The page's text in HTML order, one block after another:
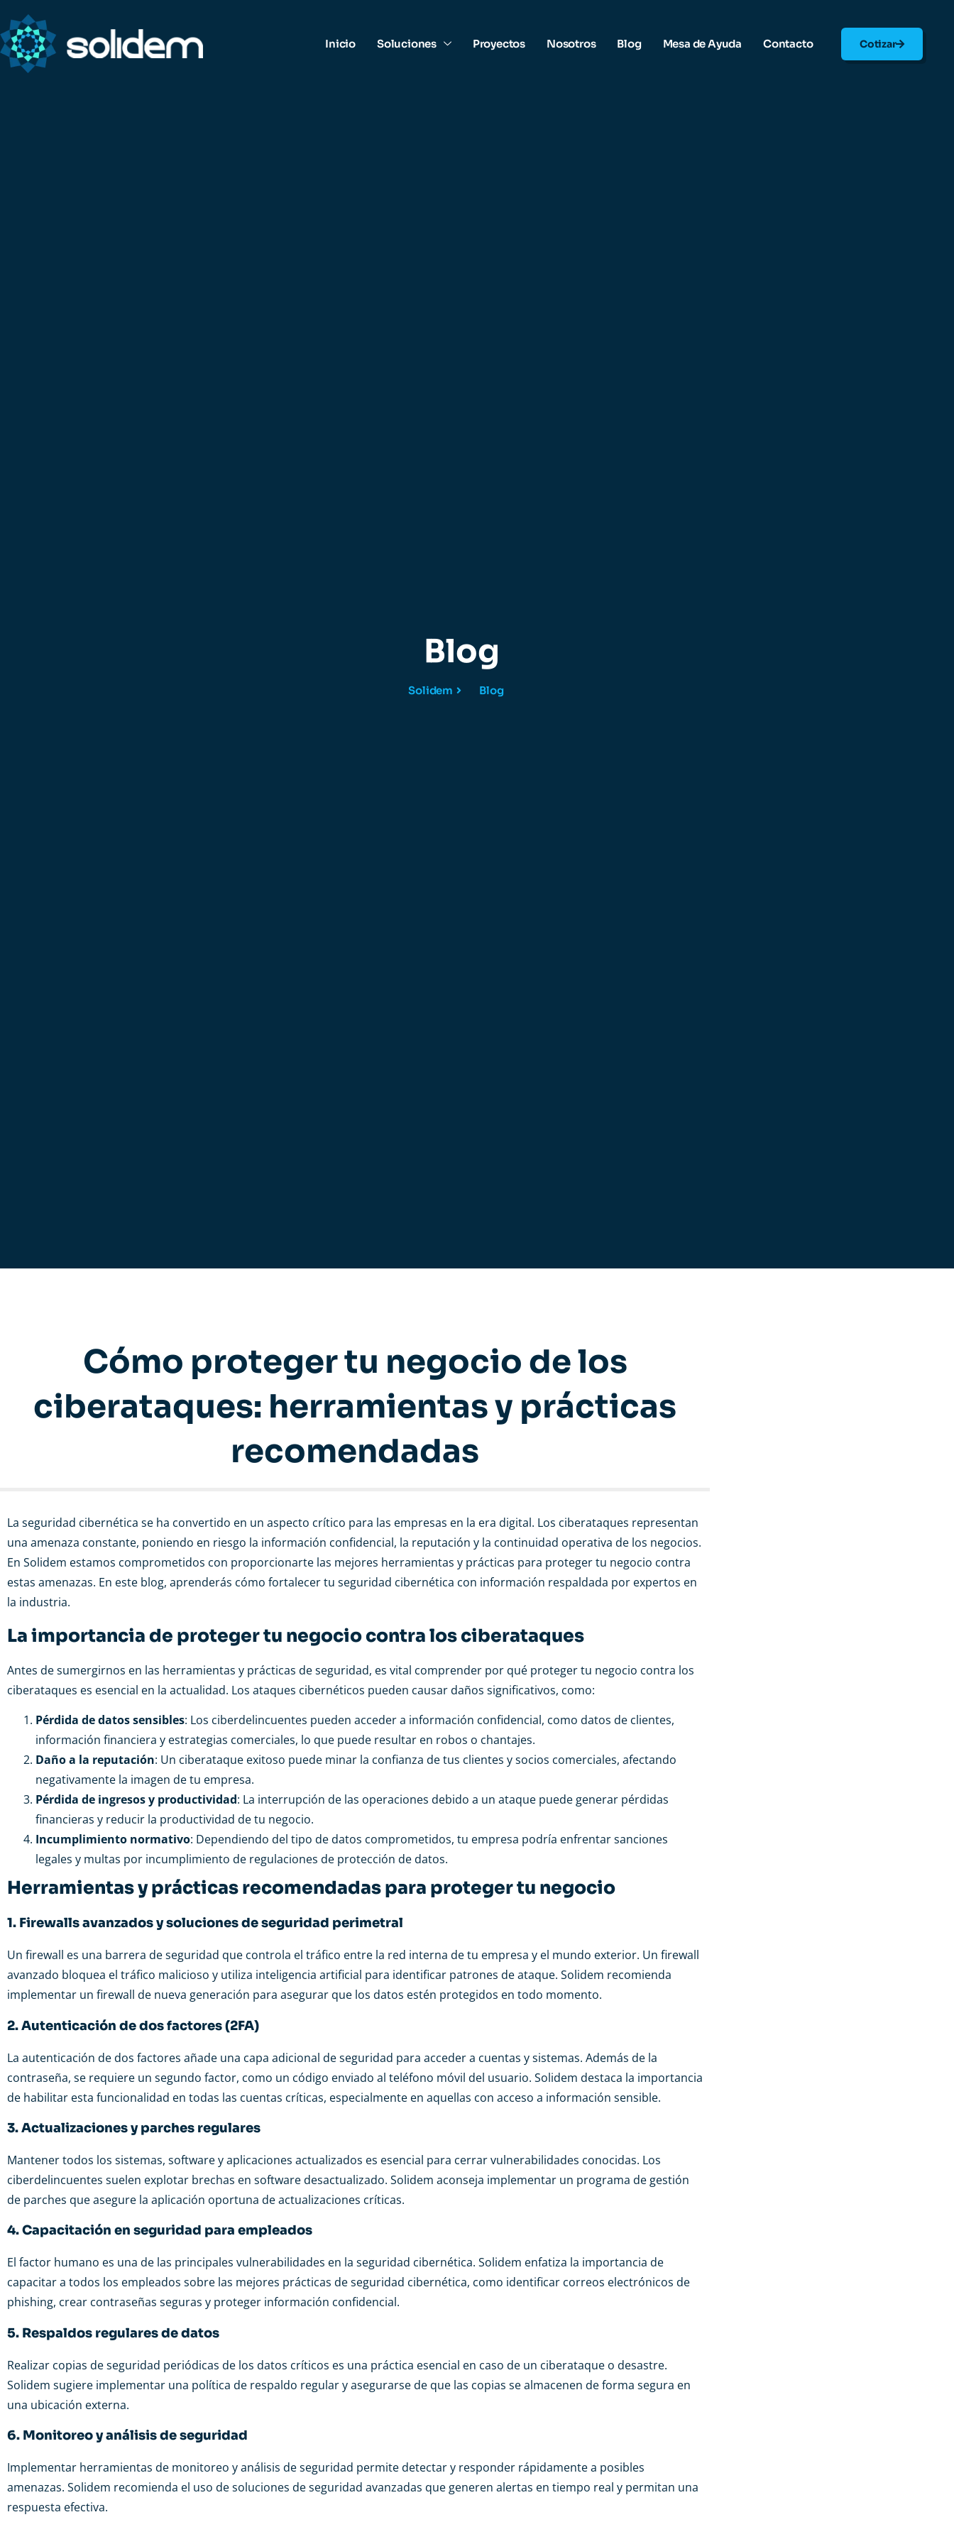
Inicio Soluciones Proyectos Nosotros Blog Mesa de Ayuda Contacto Cotizar
Blog
Solidem Blog
Cómo proteger tu negocio de los
ciberataques: herramientas y prácticas
recomendadas
La seguridad cibernética se ha convertido en un aspecto crítico para las empresas en la era digital. Los ciberataques representan
una amenaza constante, poniendo en riesgo la información confidencial, la reputación y la continuidad operativa de los negocios.
En Solidem estamos comprometidos con proporcionarte las mejores herramientas y prácticas para proteger tu negocio contra
estas amenazas. En este blog, aprenderás cómo fortalecer tu seguridad cibernética con información respaldada por expertos en
la industria.
La importancia de proteger tu negocio contra los ciberataques
Antes de sumergirnos en las herramientas y prácticas de seguridad, es vital comprender por qué proteger tu negocio contra los
ciberataques es esencial en la actualidad. Los ataques cibernéticos pueden causar daños significativos, como:
Pérdida de datos sensibles: Los ciberdelincuentes pueden acceder a información confidencial, como datos de clientes,
información financiera y estrategias comerciales, lo que puede resultar en robos o chantajes.
Daño a la reputación: Un ciberataque exitoso puede minar la confianza de tus clientes y socios comerciales, afectando
negativamente la imagen de tu empresa.
Pérdida de ingresos y productividad: La interrupción de las operaciones debido a un ataque puede generar pérdidas
financieras y reducir la productividad de tu negocio.
Incumplimiento normativo: Dependiendo del tipo de datos comprometidos, tu empresa podría enfrentar sanciones
legales y multas por incumplimiento de regulaciones de protección de datos.
Herramientas y prácticas recomendadas para proteger tu negocio
1. Firewalls avanzados y soluciones de seguridad perimetral
Un firewall es una barrera de seguridad que controla el tráfico entre la red interna de tu empresa y el mundo exterior. Un firewall
avanzado bloquea el tráfico malicioso y utiliza inteligencia artificial para identificar patrones de ataque. Solidem recomienda
implementar un firewall de nueva generación para asegurar que los datos estén protegidos en todo momento.
2. Autenticación de dos factores (2FA)
La autenticación de dos factores añade una capa adicional de seguridad para acceder a cuentas y sistemas. Además de la
contraseña, se requiere un segundo factor, como un código enviado al teléfono móvil del usuario. Solidem destaca la importancia
de habilitar esta funcionalidad en todas las cuentas críticas, especialmente en aquellas con acceso a información sensible.
3. Actualizaciones y parches regulares
Mantener todos los sistemas, software y aplicaciones actualizados es esencial para cerrar vulnerabilidades conocidas. Los
ciberdelincuentes suelen explotar brechas en software desactualizado. Solidem aconseja implementar un programa de gestión
de parches que asegure la aplicación oportuna de actualizaciones críticas.
4. Capacitación en seguridad para empleados
El factor humano es una de las principales vulnerabilidades en la seguridad cibernética. Solidem enfatiza la importancia de
capacitar a todos los empleados sobre las mejores prácticas de seguridad cibernética, como identificar correos electrónicos de
phishing, crear contraseñas seguras y proteger información confidencial.
5. Respaldos regulares de datos
Realizar copias de seguridad periódicas de los datos críticos es una práctica esencial en caso de un ciberataque o desastre.
Solidem sugiere implementar una política de respaldo regular y asegurarse de que las copias se almacenen de forma segura en
una ubicación externa.
6. Monitoreo y análisis de seguridad
Implementar herramientas de monitoreo y análisis de seguridad permite detectar y responder rápidamente a posibles
amenazas. Solidem recomienda el uso de soluciones de seguridad avanzadas que generen alertas en tiempo real y permitan una
respuesta efectiva.